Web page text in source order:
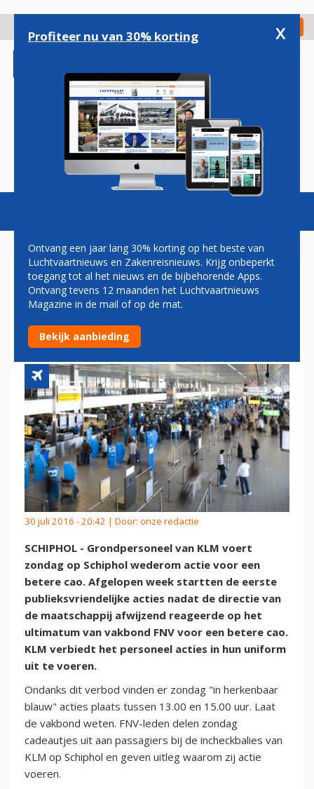
gaan
Check in
Magazine Podcasts Vacatures
ZONDAG ACTIES
GRONDPERSONEEL KLM BIJ
INCHECKBALIES
30 juli 2016 - 20:42 | Door: onze redactie
SCHIPHOL - Grondpersoneel van KLM voert
zondag op Schiphol wederom actie voor een
betere cao. Afgelopen week startten de eerste
publieksvriendelijke acties nadat de directie van
de maatschappij afwijzend reageerde op het
ultimatum van vakbond FNV voor een betere cao.
KLM verbiedt het personeel acties in hun uniform
uit te voeren.
Ondanks dit verbod vinden er zondag "in herkenbaar
blauw" acties plaats tussen 13.00 en 15.00 uur. Laat
de vakbond weten. FNV-leden delen zondag
cadeautjes uit aan passagiers bij de incheckbalies van
KLM op Schiphol en geven uitleg waarom zij actie
voeren.
Profiteer nu van 30% korting x
Ontvang een jaar lang 30% korting op het beste van
Luchtvaartnieuws en Zakenreisnieuws. Krijg onbeperkt
toegang tot al het nieuws en de bijbehorende Apps.
Ontvang tevens 12 maanden het Luchtvaartnieuws
Magazine in de mail of op de mat.
Bekijk aanbieding